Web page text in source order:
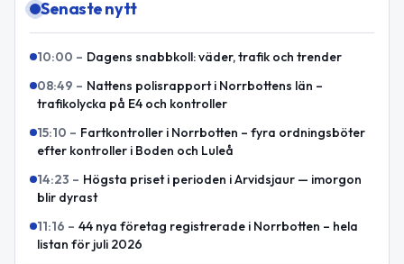
Senaste nytt
10:00 – Dagens snabbkoll: väder, trafik och trender
08:49 – Nattens polisrapport i Norrbottens län –
trafikolycka på E4 och kontroller
15:10 – Fartkontroller i Norrbotten – fyra ordningsböter
efter kontroller i Boden och Luleå
14:23 – Högsta priset i perioden i Arvidsjaur — imorgon
blir dyrast
11:16 – 44 nya företag registrerade i Norrbotten – hela
listan för juli 2026